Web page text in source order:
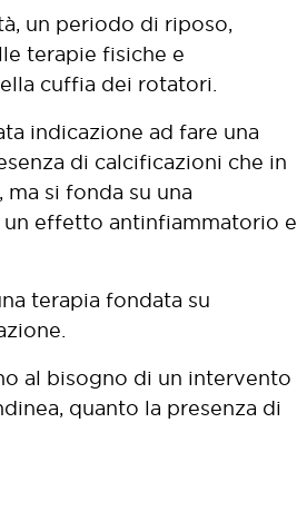
un periodo di riposo,
terapie fisiche e
cuffia dei rotatori.
indicazione ad fare una
di calcificazioni che in
si fonda su una
un effetto antinfiammatorio e
terapia fondata su
al bisogno di un intervento
quanto la presenza di